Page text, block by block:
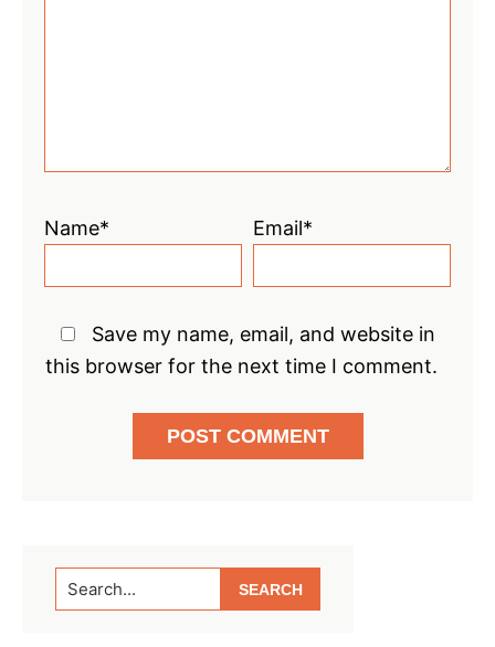
Name* Email*
Save my name, email, and website in
this browser for the next time I comment.
Primary
Sidebar
Search...